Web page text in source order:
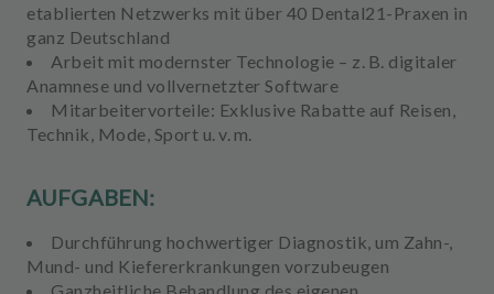
etablierten Netzwerks mit über 40 Dental21-Praxen in
ganz Deutschland
Arbeit mit modernster Technologie – z. B. digitaler
Anamnese und vollvernetzter Software
Mitarbeitervorteile: Exklusive Rabatte auf Reisen,
Technik, Mode, Sport u. v. m.
AUFGABEN:
Durchführung hochwertiger Diagnostik, um Zahn-,
Mund- und Kiefererkrankungen vorzubeugen